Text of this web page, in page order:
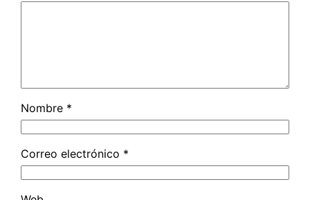
Nombre *
Correo electrónico *